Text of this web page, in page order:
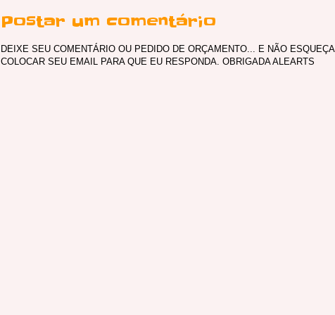
Postar um comentário
DEIXE SEU COMENTÁRIO OU PEDIDO DE ORÇAMENTO... E NÃO
COLOCAR SEU EMAIL PARA QUE EU RESPONDA. OBRIGADA ALEARTS